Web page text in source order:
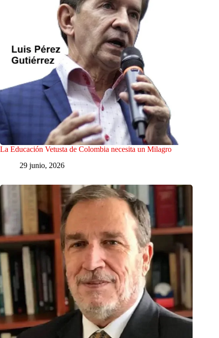
La Educación Vetusta de Colombia necesita un Milagro
29 junio, 2026